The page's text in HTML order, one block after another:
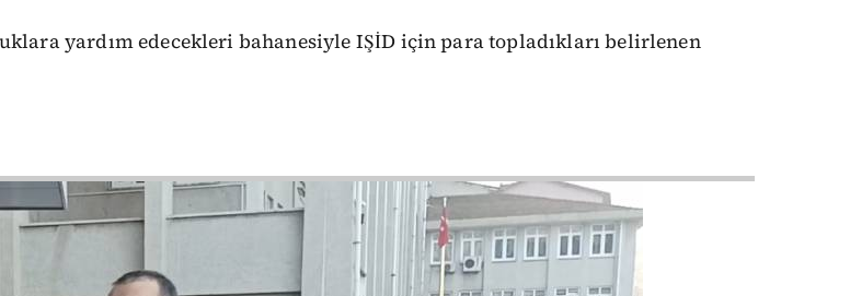
yardım edecekleri bahanesiyle IŞİD için para topladıkları belirlenen